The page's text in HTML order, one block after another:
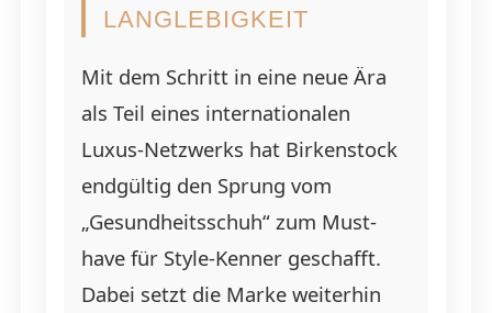
LANGLEBIGKEIT
Mit dem Schritt in eine neue Ära
als Teil eines internationalen
Luxus-Netzwerks hat Birkenstock
endgültig den Sprung vom
„Gesundheitsschuh“ zum Must-
have für Style-Kenner geschafft.
Dabei setzt die Marke weiterhin